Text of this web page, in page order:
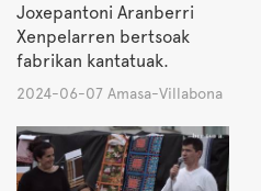
Joxepantoni Aranberri
Xenpelarren bertsoak
fabrikan kantatuak.
2024-06-07 Amasa-Villabona